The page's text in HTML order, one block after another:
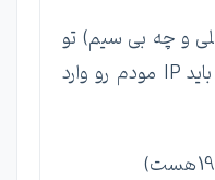
و چه بی سیم) تو
قسمت default gateway باید IP مودم رو وارد